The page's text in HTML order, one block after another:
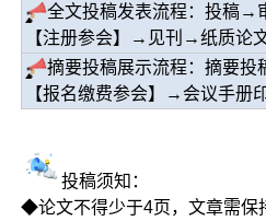
全文投稿发表流程：投稿
【注册参会】→见刊→纸质论
摘要投稿展示流程：摘要
【报名缴费参会】→会议手册
投稿须知：
◆论文不得少于4页，文章需保